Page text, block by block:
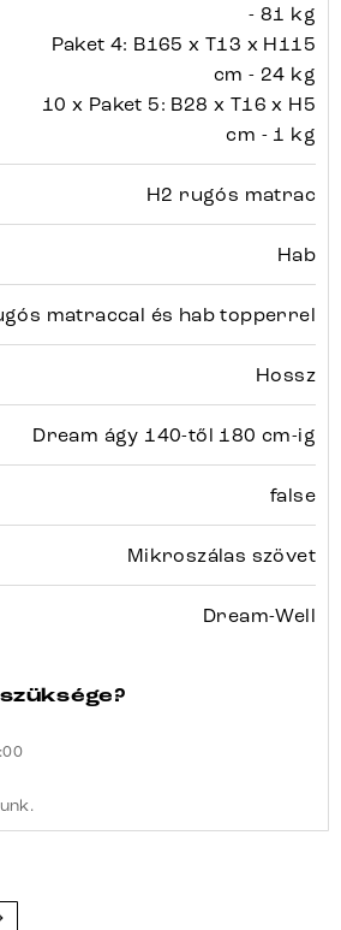
- 81 kg
Paket 4: B165 x T13 x H115
cm - 24 kg
10 x Paket 5: B28 x T16 x H5
cm - 1 kg
H2 rugós matrac
Hab
matraccal és hab topperrel
Hossz
Dream ágy 140-től 180 cm-ig
false
Mikroszálas szövet
Dream-Well